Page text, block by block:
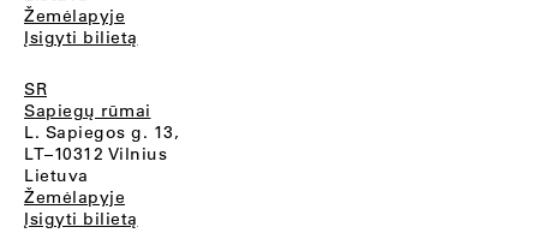
Žemėlapyje
Įsigyti bilietą
SR
Sapiegų rūmai
L. Sapiegos g. 13,
LT–10312 Vilnius
Lietuva
Žemėlapyje
Įsigyti bilietą